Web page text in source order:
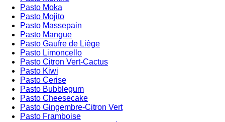
Pasto Moka
Pasto Mojito
Pasto Massepain
Pasto Mangue
Pasto Gaufre de Liège
Pasto Limoncello
Pasto Citron Vert-Cactus
Pasto Kiwi
Pasto Cerise
Pasto Bubblegum
Pasto Cheesecake
Pasto Gingembre-Citron Vert
Pasto Framboise